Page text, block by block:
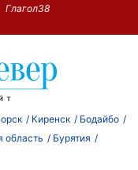
Глагол38
Киренск
Бодайбо
область
Бурятия